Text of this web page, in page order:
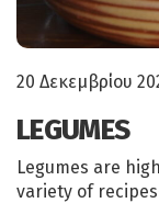
20 Δεκεμβρίου
LEGUMES
Legumes are
variety of